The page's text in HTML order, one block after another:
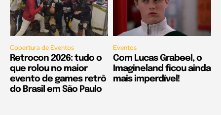
Cobertura de Eventos
Retrocon 2026: tudo o
que rolou no maior
evento de games retrô
do Brasil em São Paulo
Eventos
Com Lucas Grabeel, o
Imagineland ficou ainda
mais imperdível!